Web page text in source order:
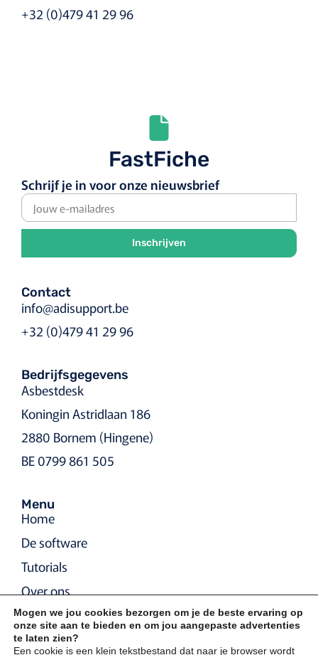
+32 (0)479 41 29 96
FastFiche
Schrijf je in voor onze nieuwsbrief
Inschrijven
Contact
info@adisupport.be
+32 (0)479 41 29 96
Bedrijfsgegevens
Asbestdesk
Koningin Astridlaan 186
2880 Bornem (Hingene)
BE 0799 861 505
Menu
Home
De software
Tutorials
Over ons
Contact
Mogen we jou cookies bezorgen om je de beste ervaring op
onze site aan te bieden en om jou aangepaste advertenties
te laten zien?
Een cookie is een klein tekstbestand dat naar je browser wordt